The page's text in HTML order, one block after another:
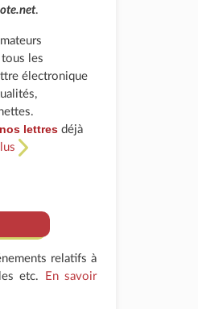
.
les
électronique
lettres déjà
relatifs à
etc.
En savoir